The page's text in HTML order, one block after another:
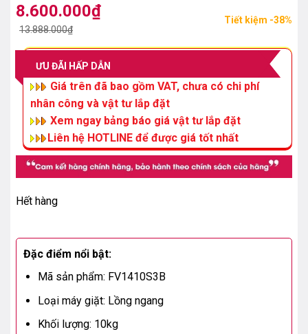
13.888.000₫
Giá
gốc
13.888.000₫.
8.600.000₫
Giá
hiện
8.600.000₫.
Tiết kiệm -38%
ƯU ĐÃI HẤP DẪN
Giá trên đã bao gồm VAT, chưa có chi phí
nhân công và vật tư lắp đặt
Xem ngay bảng báo giá vật tư lắp đặt
Liên hệ HOTLINE để được giá tốt nhất
Hết hàng
Đặc điểm nổi bật:
Mã sản phẩm: FV1410S3B
Loại máy giặt: Lồng ngang
Khối lượng: 10kg